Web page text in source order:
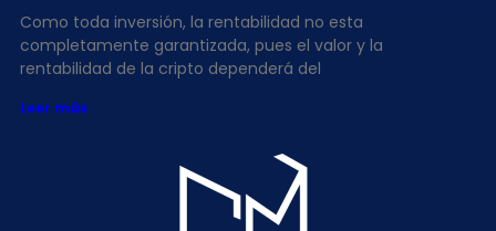
Como toda inversión, la rentabilidad no esta
completamente garantizada, pues el valor y la
rentabilidad de la cripto dependerá del
Leer más